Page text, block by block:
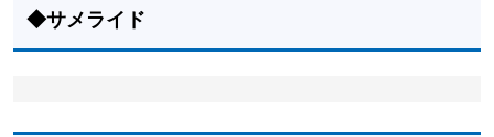
◆サメライド